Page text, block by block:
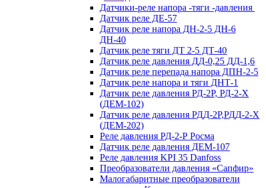
Датчики-реле напора -тяги -давления
Датчик реле ДЕ-57
Датчик реле напора ДН-2-5 ДН-6
ДН-40
Датчик реле тяги ДТ 2-5 ДТ-40
Датчик реле давления ДД-0,25 ДД-1,6
Датчик реле перепада напора ДПН-2-5
Датчик реле напора и тяги ДНТ-1
Датчик реле давления РД-2Р, РД-2-Х
(ДЕМ-102)
Датчик реле давления РДД-2Р,РДД-2-Х
(ДЕМ-202)
Реле давления РД-2-Р Росма
Датчик реле давления ДЕМ-107
Реле давления KPI 35 Danfoss
Преобразователи давления «Сапфир»
Малогабаритные преобразователи